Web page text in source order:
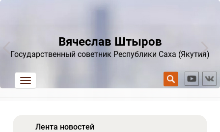
Вячеслав Штыров
Государственный советник Республики Саха (Якутия)
trk
Лента новостей